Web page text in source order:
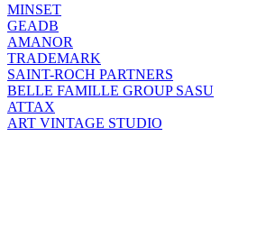
MINSET
GEADB
AMANOR
TRADEMARK
SAINT-ROCH PARTNERS
BELLE FAMILLE GROUP SASU
ATTAX
ART VINTAGE STUDIO